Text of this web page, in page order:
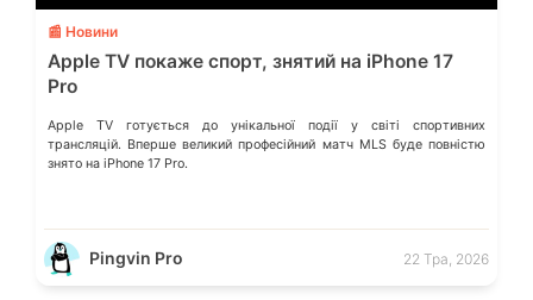
📰 Новини
Apple TV покаже спорт, знятий на iPhone 17
Pro
Apple TV готується до унікальної події у світі спортивних
трансляцій. Вперше великий професійний матч MLS буде повністю
знято на iPhone 17 Pro.
Pingvin Pro 22 Тра, 2026